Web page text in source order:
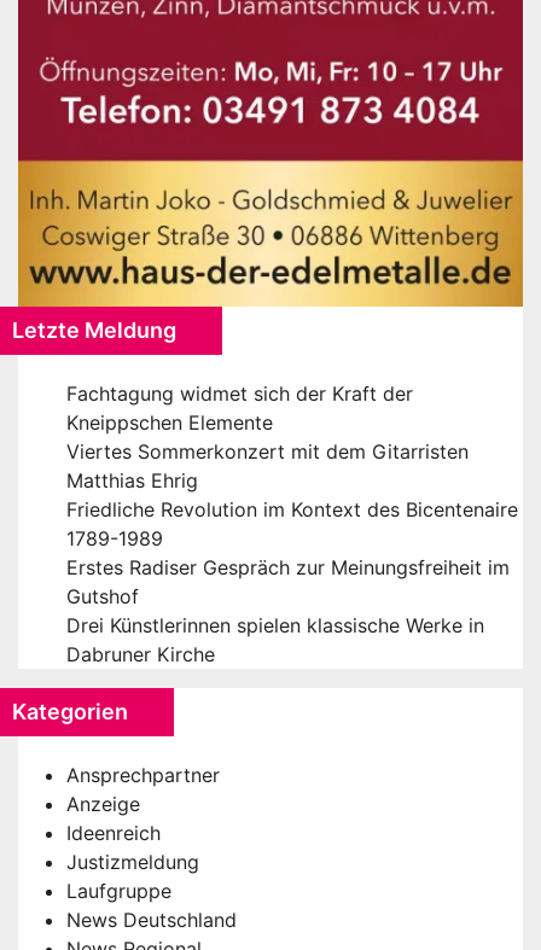
Letzte Meldung
Fachtagung widmet sich der Kraft der
Kneippschen Elemente
Viertes Sommerkonzert mit dem Gitarristen
Matthias Ehrig
Friedliche Revolution im Kontext des Bicentenaire
1789-1989
Erstes Radiser Gespräch zur Meinungsfreiheit im
Gutshof
Drei Künstlerinnen spielen klassische Werke in
Dabruner Kirche
Kategorien
Ansprechpartner
Anzeige
Ideenreich
Justizmeldung
Laufgruppe
News Deutschland